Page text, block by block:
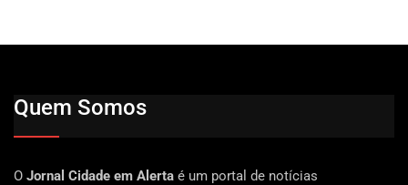
Quem Somos
O Jornal Cidade em Alerta é um portal de notícias